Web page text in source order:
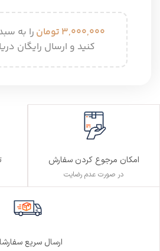
۳,۰۰۰,۰۰۰ تومان را به
کنید و ارسال رایگان
امکان مرجوع کردن سفارش
در صورت عدم رضایت
ارسال سریع